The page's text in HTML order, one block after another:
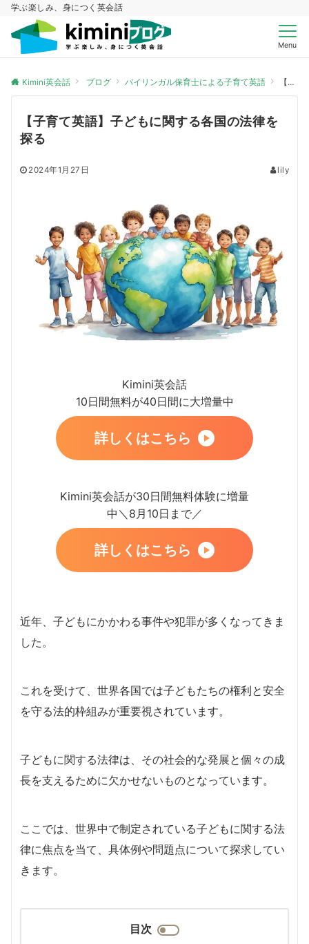
学ぶ楽しみ、身につく英会話
Menu
Kimini英会話 ブログ バイリンガル保育士による子育て英語 【子育て英語】子どもに関する各国の法律を探る
【子育て英語】子どもに関する各国の法律を
探る
2024年1月27日 lily
Kimini英会話
10日間無料が40日間に大増量中
詳しくはこちら
Kimini英会話が30日間無料体験に増量
中＼8月10日まで／
詳しくはこちら
近年、子どもにかかわる事件や犯罪が多くなってきま
した。
これを受けて、世界各国では子どもたちの権利と安全
を守る法的枠組みが重要視されています。
子どもに関する法律は、その社会的な発展と個々の成
長を支えるために欠かせないものとなっています。
ここでは、世界中で制定されている子どもに関する法
律に焦点を当て、具体例や問題点について探求してい
きます。
目次